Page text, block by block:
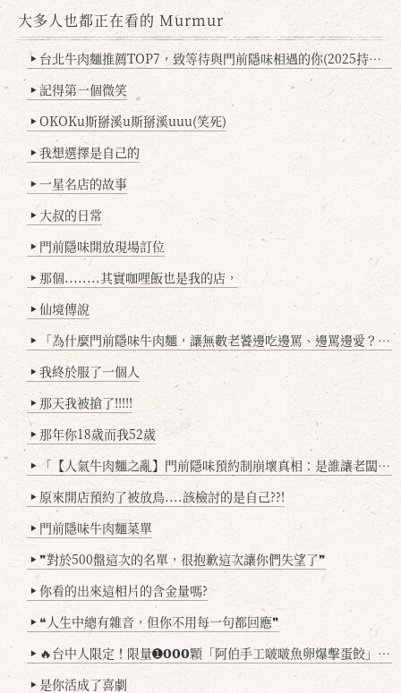
大多人也都正在看的 Murmur
▶ 台北牛肉麵推薦TOP7，致等待與門前隱味相遇的你(2025持續更新
▶ 記得第一個微笑
▶ OKOKu斯掰溪u斯掰溪uuu(笑死)
▶ 我想選擇是自己的
▶ 一星名店的故事
▶ 大叔的日常
▶ 門前隱味開放現場訂位
▶ 那個........其實咖哩飯也是我的店，
▶ 仙境傳說
▶ 「為什麼門前隱味牛肉麵，讓無數老饕邊吃邊罵、邊罵邊愛？小辣雞揭密！」
▶ 我終於服了一個人
▶ 那天我被搶了!!!!!
▶ 那年你18歲而我52歲
▶ 「【人氣牛肉麵之亂】門前隱味預約制崩壞真相：是誰讓老闆心灰意冷？」
▶ 原來開店預約了被放鳥....該檢討的是自己??!
▶ 門前隱味牛肉麵菜單
▶ ❞對於500盤這次的名單，很抱歉這次讓你們失望了❞
▶ 你看的出來這相片的含金量嗎?
▶ ❝人生中總有雜音，但你不用每一句都回應❞
▶ 🔥台中人限定！限量➊𝟬𝟬𝟬顆「阿伯手工啵啵魚卵爆擊蛋餃」台北已被搶爆2萬顆，最後名額門前隱味只留給你！🥟💥
▶ 是你活成了喜劇